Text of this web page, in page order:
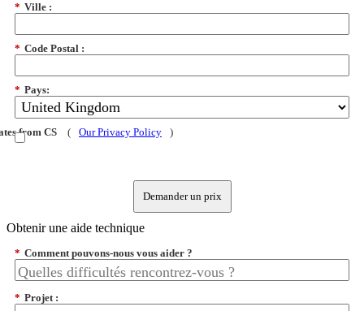
* Ville :
* Code Postal :
* Pays:
from CS ( Our Privacy Policy )
Demander un prix
Obtenir une aide technique
* Comment pouvons-nous vous aider ?
* Projet :